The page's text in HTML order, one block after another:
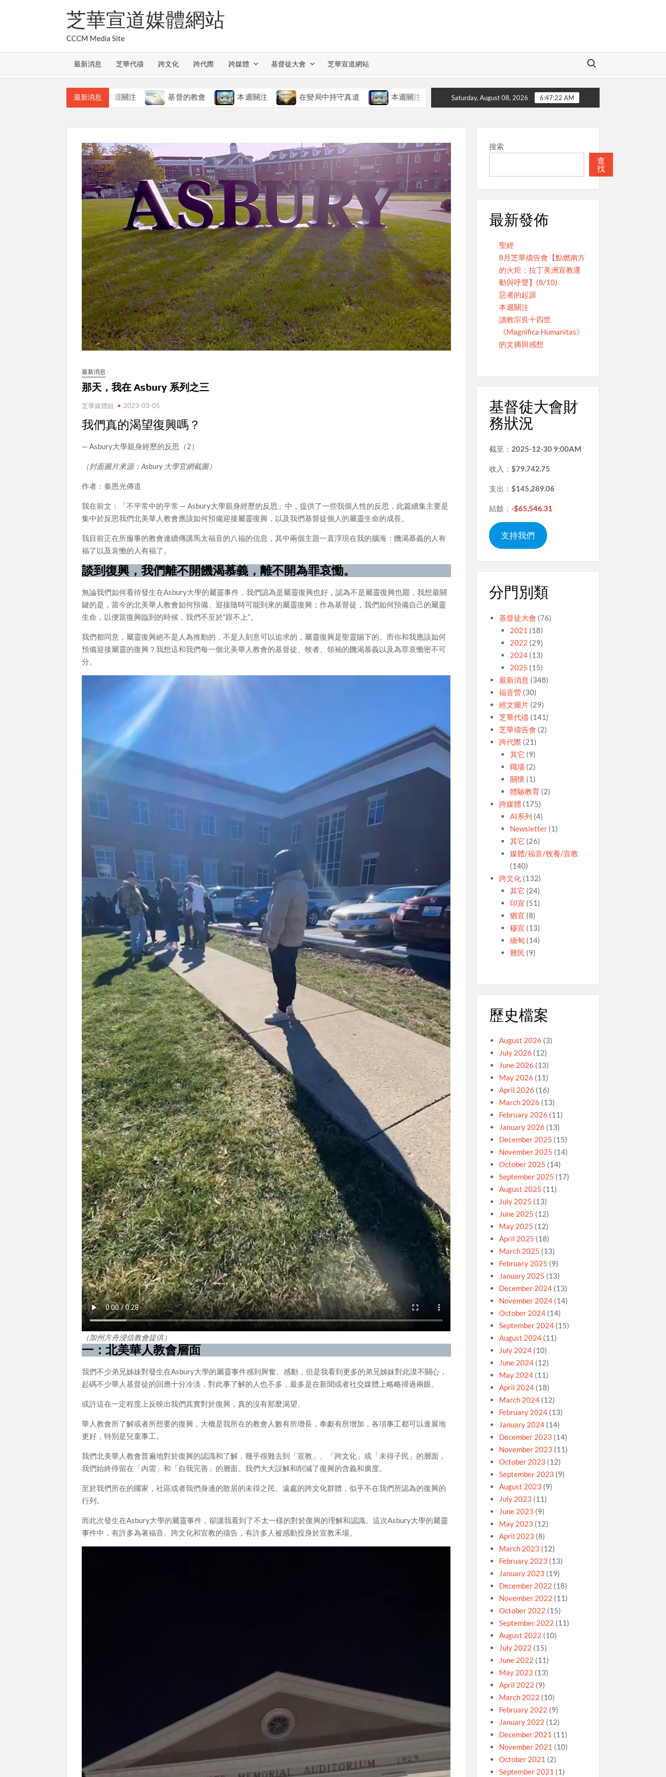
芝華宣道媒體網站
CCCM Media Site
最新消息 芝華代禱 跨文化 跨代際 跨媒體 基督徒大會 芝華宣道網站
Search for:
最新消息
本週關注 基督的教會 本週關注 在變局中持守真道 本週關注 慈愛的神 本週關注 聖經
Saturday, August 08, 2026 6:47:23 AM
最新消息
那天，我在 Asbury 系列之三
芝華媒體組 2023-03-05
我們真的渴望復興嗎？
— Asbury大學親身經歷的反思（2）
（封面圖片來源：Asbury 大學官網截圖）
作者：秦恩光傳道
我在前文：「不平常中的平常 — Asbury大學親身經歷的反思」中，提供了一些我個人性的反思，此篇續集主要是
集中於反思我們北美華人教會應該如何預備迎接屬靈復興，以及我們基督徒個人的屬靈生命的成長。
我目前正在所服事的教會連續傳講馬太福音的八福的信息，其中兩個主題一直浮現在我的腦海：饑渴慕義的人有
福了以及哀慟的人有福了。
談到復興，我們離不開饑渴慕義，離不開為罪哀慟。
無論我們如何看待發生在Asbury大學的屬靈事件，我們認為是屬靈復興也好，認為不是屬靈復興也罷，我想最關
鍵的是，當今的北美華人教會如何預備、迎接隨時可能到來的屬靈復興；作為基督徒，我們如何預備自己的屬靈
生命，以便當復興臨到的時候，我們不至於“跟不上”。
我們都同意，屬靈復興絕不是人為推動的，不是人刻意可以追求的，屬靈復興是聖靈賜下的。而你和我應該如何
預備迎接屬靈的復興？我想這和我們每一個北美華人教會的基督徒、牧者、領袖的饑渴慕義以及為罪哀慟密不可
分。
（加州方舟浸信教會提供）
一：北美華人教會層面
我們不少弟兄姊妹對發生在Asbury大學的屬靈事件感到興奮、感動，但是我看到更多的弟兄姊妹對此漠不關心，
起碼不少華人基督徒的回應十分冷淡，對此事了解的人也不多，最多是在新聞或者社交媒體上略略掃過兩眼。
或許這在一定程度上反映出我們其實對於復興，真的沒有那麼渴望。
華人教會所了解或者所想要的復興，大概是我所在的教會人數有所增長，奉獻有所增加，各項事工都可以進展地
更好，特別是兒童事工。
我們北美華人教會普遍地對於復興的認識和了解，幾乎很難去到「宣教」、「跨文化」或「未得子民」的層面，
我們始終停留在「內需」和「自我完善」的層面。我們大大誤解和削減了復興的含義和廣度。
至於我們所在的國家，社區或者我們身邊的散居的未得之民、遠處的跨文化群體，似乎不在我們所認為的復興的
行列。
而此次發生在Asbury大學的屬靈事件，卻讓我看到了不太一樣的對於復興的理解和認識。這次Asbury大學的屬靈
事件中，有許多為著福音、跨文化和宣教的禱告，有許多人被感動投身於宣教禾場。
搜索
查
找
最新發佈
聖經
8月芝華禱告會【點燃南方
的火炬：拉丁美洲宣教運
動與呼聲】(8/10)
惡者的起源
本週關注
讀教宗良十四世
《Magnifica Humanitas》
的文摘與感想
基督徒大會財
務狀況
截至： 2025-12-30 9:00AM
收入： $79,742.75
支出： $145,289.06
結餘： -$65,546.31
支持我們
分門別類
基督徒大會 (76)
2021 (18)
2022 (29)
2024 (13)
2025 (15)
最新消息 (348)
福音營(30)
經文圖片(29)
芝華代禱(141)
芝華禱告會 (2)
跨代際(21)
其它 (9)
職場 (2)
關懷 (1)
體驗教育 (2)
跨媒體 (175)
AI系列 (4)
Newsletter (1)
其它 (26)
媒體/福音/牧養/宣教
(140)
跨文化 (132)
其它 (24)
印宣 (51)
猶宣 (8)
穆宣 (13)
緬甸 (14)
難民 (9)
歷史檔案
August 2026 (3)
July 2026 (12)
June 2026 (13)
May 2026 (11)
April 2026 (16)
March 2026 (13)
February 2026 (11)
January 2026 (13)
December 2025 (15)
November 2025 (14)
October 2025 (14)
September 2025 (17)
August 2025 (11)
July 2025 (13)
June 2025 (12)
May 2025 (12)
April 2025 (18)
March 2025 (13)
February 2025 (9)
January 2025 (13)
December 2024(13)
November 2024(14)
October 2024(14)
September 2024(15)
August 2024(11)
July 2024(10)
June 2024(12)
May 2024(11)
April 2024(18)
March 2024(12)
February 2024(13)
January 2024(14)
December 2023 (14)
November 2023 (11)
October 2023 (12)
September 2023 (9)
August 2023 (9)
July 2023 (11)
June 2023 (9)
May 2023 (12)
April 2023 (8)
March 2023 (12)
February 2023 (13)
January 2023 (19)
December 2022 (18)
November 2022 (11)
October 2022 (15)
September 2022 (11)
August 2022 (10)
July 2022 (15)
June 2022 (11)
May 2022 (13)
April 2022 (9)
March 2022 (10)
February 2022 (9)
January 2022 (12)
December 2021 (11)
November 2021 (10)
October 2021 (2)
September 2021 (1)